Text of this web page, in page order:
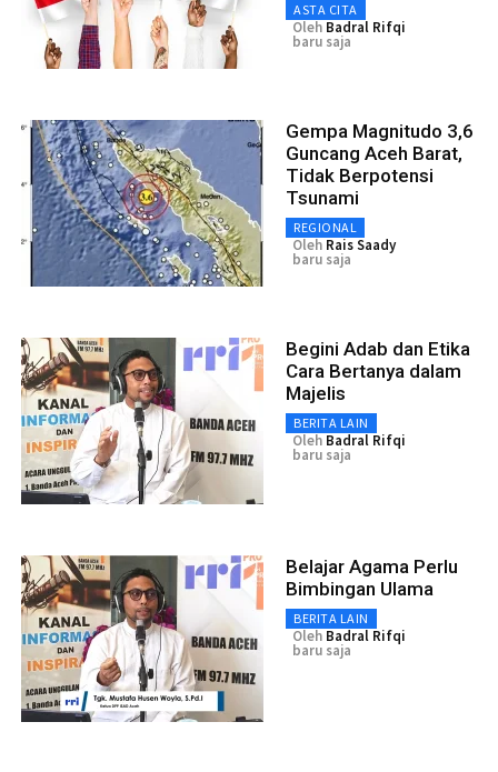
ASTA CITA
Oleh Badral Rifqi
baru saja
Gempa Magnitudo 3,6
Guncang Aceh Barat,
Tidak Berpotensi
Tsunami
REGIONAL
Oleh Rais Saady
baru saja
Begini Adab dan Etika
Cara Bertanya dalam
Majelis
BERITA LAIN
Oleh Badral Rifqi
baru saja
Belajar Agama Perlu
Bimbingan Ulama
BERITA LAIN
Oleh Badral Rifqi
baru saja